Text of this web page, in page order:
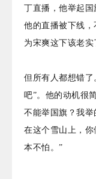
丁直播，他举起国
他的直播被下线
为宋爽这下该老实
但所有人都想错
吧”。他的动机很
不能举国旗？我
在这个雪山上，
本不怕。”